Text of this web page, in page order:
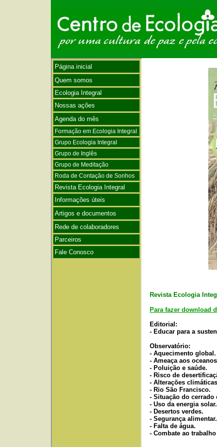
Revista Ecologia
Para fazer download
Editorial:
- Educar para a
Observatório:
- Aquecimento
- Ameaça aos
- Poluição e saúde.
- Risco de
- Alterações
- Rio São Francisco.
- Situação do cerrado
- Uso da energia solar.
- Desertos verdes.
- Segurança alimentar.
- Falta de água.
- Combate ao